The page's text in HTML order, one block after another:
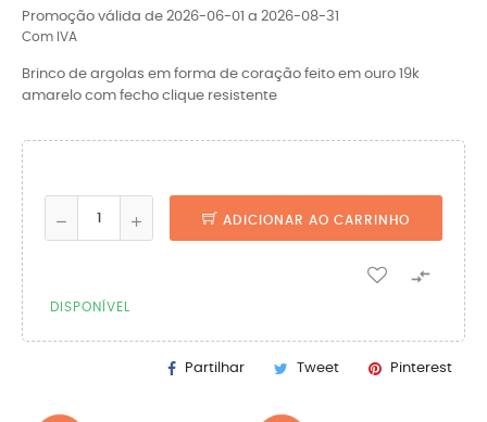
Promoção válida de 2026-06-01 a 2026-08-31
Com IVA
Brinco de argolas em forma de coração feito em ouro 19k
amarelo com fecho clique resistente
ADICIONAR AO CARRINHO

DISPONÍVEL
Partilhar Tweet Pinterest